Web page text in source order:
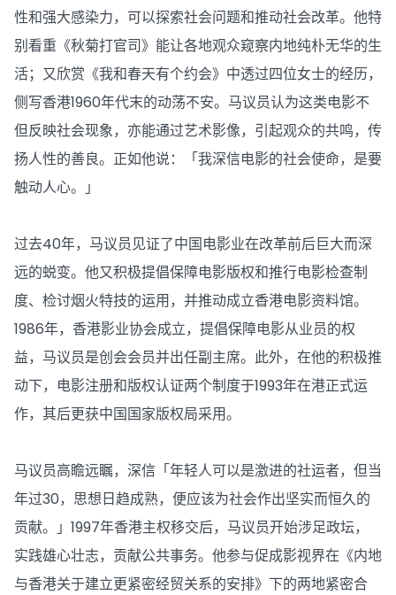
性和强大感染力，可以探索社会问题和推动社会改革。他特
别看重《秋菊打官司》能让各地观众窥察内地纯朴无华的生
活；又欣赏《我和春天有个约会》中透过四位女士的经历，
侧写香港1960年代末的动荡不安。马议员认为这类电影不
但反映社会现象，亦能通过艺术影像，引起观众的共鸣，传
扬人性的善良。正如他说：「我深信电影的社会使命，是要
触动人心。」
过去40年，马议员见证了中国电影业在改革前后巨大而深
远的蜕变。他又积极提倡保障电影版权和推行电影检查制
度、检讨烟火特技的运用，并推动成立香港电影资料馆。
1986年，香港影业协会成立，提倡保障电影从业员的权
益，马议员是创会会员并出任副主席。此外，在他的积极推
动下，电影注册和版权认证两个制度于1993年在港正式运
作，其后更获中国国家版权局采用。
马议员高瞻远瞩，深信「年轻人可以是激进的社运者，但当
年过30，思想日趋成熟，便应该为社会作出坚实而恒久的
贡献。」1997年香港主权移交后，马议员开始涉足政坛，
实践雄心壮志，贡献公共事务。他参与促成影视界在《内地
与香港关于建立更紧密经贸关系的安排》下的两地紧密合